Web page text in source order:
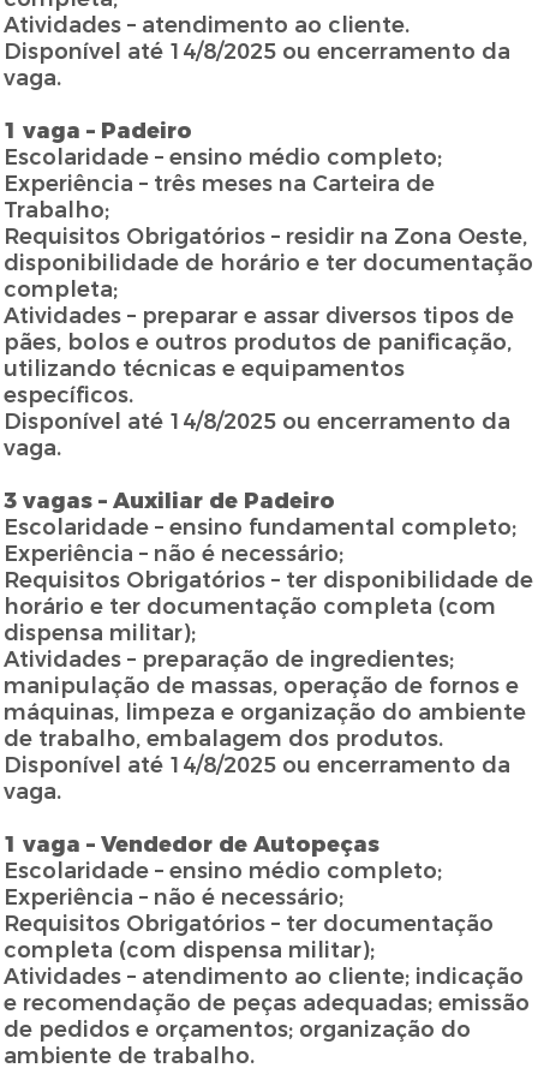
Atividades – atendimento ao cliente.
Disponível até 14/8/2025 ou encerramento da
vaga.
1 vaga – Padeiro
Escolaridade – ensino médio completo;
Experiência – três meses na Carteira de
Trabalho;
Requisitos Obrigatórios – residir na Zona Oeste,
disponibilidade de horário e ter documentação
completa;
Atividades – preparar e assar diversos tipos de
pães, bolos e outros produtos de panificação,
utilizando técnicas e equipamentos
específicos.
Disponível até 14/8/2025 ou encerramento da
vaga.
3 vagas – Auxiliar de Padeiro
Escolaridade – ensino fundamental completo;
Experiência – não é necessário;
Requisitos Obrigatórios – ter disponibilidade de
horário e ter documentação completa (com
dispensa militar);
Atividades – preparação de ingredientes;
manipulação de massas, operação de fornos e
máquinas, limpeza e organização do ambiente
de trabalho, embalagem dos produtos.
Disponível até 14/8/2025 ou encerramento da
vaga.
1 vaga – Vendedor de Autopeças
Escolaridade – ensino médio completo;
Experiência – não é necessário;
Requisitos Obrigatórios – ter documentação
completa (com dispensa militar);
Atividades – atendimento ao cliente; indicação
e recomendação de peças adequadas; emissão
de pedidos e orçamentos; organização do
ambiente de trabalho.